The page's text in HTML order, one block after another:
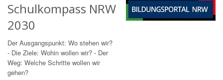
Schulkompass NRW
2030
Der Ausgangspunkt: Wo stehen wir?
- Die Ziele: Wohin wollen wir? - Der
Weg: Welche Schritte wollen wir
gehen?